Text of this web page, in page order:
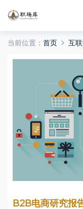
当前位置： 首页 互
B2B电商研究报